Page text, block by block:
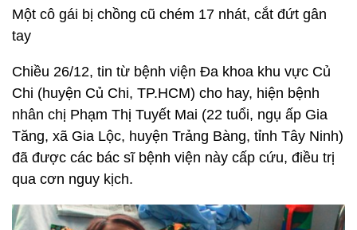
Một cô gái bị chồng cũ chém 17 nhát, cắt đứt gân
tay
Chiều 26/12, tin từ bệnh viện Đa khoa khu vực Củ
Chi (huyện Củ Chi, TP.HCM) cho hay, hiện bệnh
nhân chị Phạm Thị Tuyết Mai (22 tuổi, ngụ ấp Gia
Tăng, xã Gia Lộc, huyện Trảng Bàng, tỉnh Tây Ninh)
đã được các bác sĩ bệnh viện này cấp cứu, điều trị
qua cơn nguy kịch.